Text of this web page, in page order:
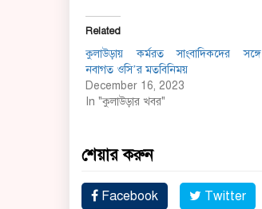
Related
কুলাউড়ায় কর্মরত সাংবাদিকদের সঙ্গে
নবাগত ওসি’র মতবিনিময়
December 16, 2023
In "কুলাউড়ার খবর"
শেয়ার করুন
Facebook Twitter